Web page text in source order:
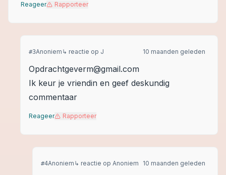
Reageer Rapporteer
#3Anoniem ↳ reactie op J 10 maanden geleden
Opdrachtgeverm@gmail.com
Ik keur je vriendin en geef deskundig
commentaar
Reageer Rapporteer
#4Anoniem ↳ reactie op Anoniem 10 maanden geleden